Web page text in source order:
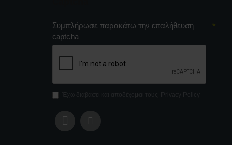
Συμπλήρωσε παρακάτω την επαλήθευση
captcha
Έχω διαβάσει και αποδέχομαι τους Privacy Policy